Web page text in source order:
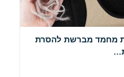
מחמד מברשת להסרת